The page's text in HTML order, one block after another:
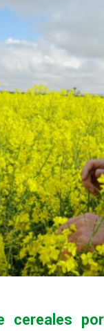
cereales por